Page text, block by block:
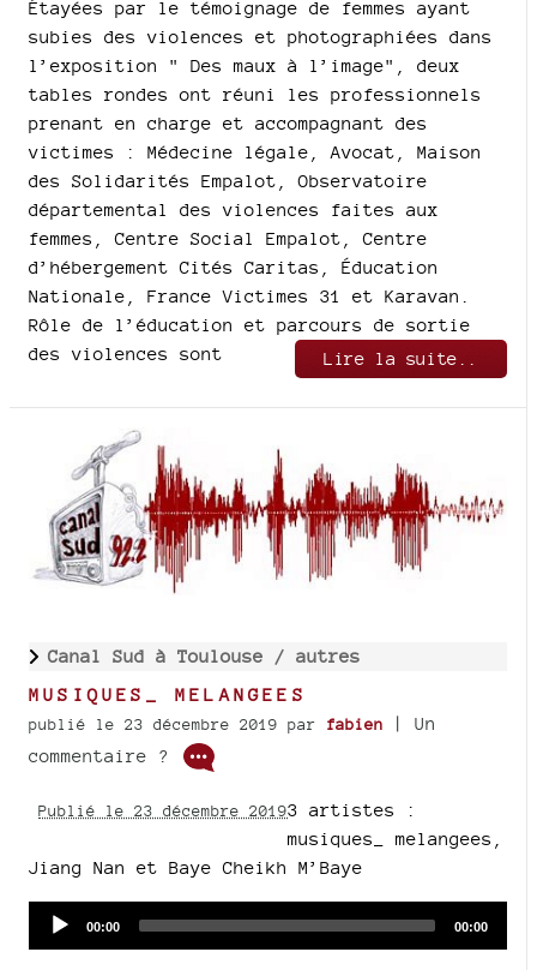
Étayées par le témoignage de femmes ayant
subies des violences et photographiées dans
l’exposition " Des maux à l’image", deux
tables rondes ont réuni les professionnels
prenant en charge et accompagnant des
victimes : Médecine légale, Avocat, Maison
des Solidarités Empalot, Observatoire
départemental des violences faites aux
femmes, Centre Social Empalot, Centre
d’hébergement Cités Caritas, Éducation
Nationale, France Victimes 31 et Karavan.
Rôle de l’éducation et parcours de sortie
des violences sont
Lire la suite..
Canal Sud à Toulouse / autres
MUSIQUES_ MELANGEES
publié le 23 décembre 2019 par fabien
| Un
commentaire ?
Publié le 23 décembre 20193 artistes :
musiques_ melangees,
Jiang Nan et Baye Cheikh M’Baye
Audio
Current
00:00
Total
00:00